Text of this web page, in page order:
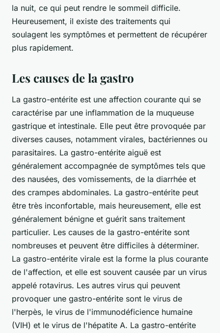
la nuit, ce qui peut rendre le sommeil difficile.
Heureusement, il existe des traitements qui
soulagent les symptômes et permettent de récupérer
plus rapidement.
Les causes de la gastro
La gastro-entérite est une affection courante qui se
caractérise par une inflammation de la muqueuse
gastrique et intestinale. Elle peut être provoquée par
diverses causes, notamment virales, bactériennes ou
parasitaires. La gastro-entérite aiguë est
généralement accompagnée de symptômes tels que
des nausées, des vomissements, de la diarrhée et
des crampes abdominales. La gastro-entérite peut
être très inconfortable, mais heureusement, elle est
généralement bénigne et guérit sans traitement
particulier. Les causes de la gastro-entérite sont
nombreuses et peuvent être difficiles à déterminer.
La gastro-entérite virale est la forme la plus courante
de l'affection, et elle est souvent causée par un virus
appelé rotavirus. Les autres virus qui peuvent
provoquer une gastro-entérite sont le virus de
l'herpès, le virus de l'immunodéficience humaine
(VIH) et le virus de l'hépatite A. La gastro-entérite